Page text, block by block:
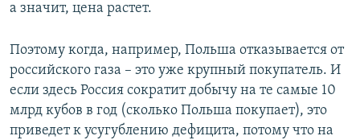
а значит, цена растет.
Поэтому когда, например, Польша отказывается от
российского газа – это уже крупный покупатель. И
если здесь Россия сократит добычу на те самые 10
млрд кубов в год (сколько Польша покупает), это
приведет к усугублению дефицита, потому что на